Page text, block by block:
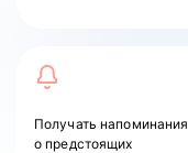
Получать напоминания
о предстоящих